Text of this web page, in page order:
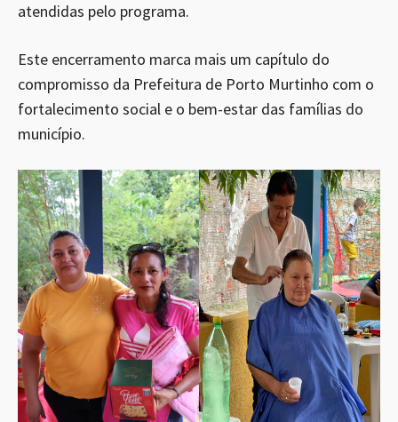
atendidas pelo programa.
Este encerramento marca mais um capítulo do
compromisso da Prefeitura de Porto Murtinho com o
fortalecimento social e o bem-estar das famílias do
município.